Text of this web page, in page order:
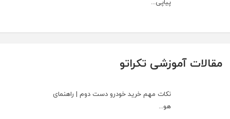
مقالات آموزشی تکراتو
نکات مهم خرید خودرو دست دوم | راهنمای
هو...